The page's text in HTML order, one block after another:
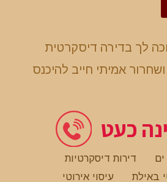
לך בדירה דיסקרטית
אמיתי חייב להיכנס
כעט
דירות דיסקרטיות
באילת
עיסוי אירוטי